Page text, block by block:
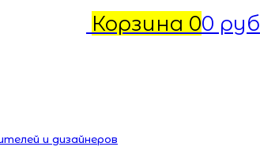
Корзина 00 руб
и дизайнеров